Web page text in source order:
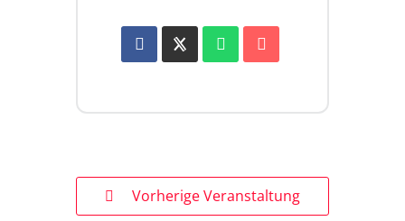
Vorherige Veranstaltung